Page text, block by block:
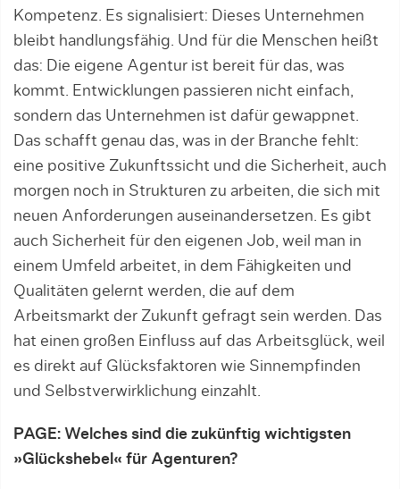
Kompetenz. Es signalisiert: Dieses Unternehmen
bleibt handlungsfähig. Und für die Menschen heißt
das: Die eigene Agentur ist bereit für das, was
kommt. Entwicklungen passieren nicht einfach,
sondern das Unternehmen ist dafür gewappnet.
Das schafft genau das, was in der Branche fehlt:
eine positive Zukunftssicht und die Sicherheit, auch
morgen noch in Strukturen zu arbeiten, die sich mit
neuen Anforderungen auseinandersetzen. Es gibt
auch Sicherheit für den eigenen Job, weil man in
einem Umfeld arbeitet, in dem Fähigkeiten und
Qualitäten gelernt werden, die auf dem
Arbeitsmarkt der Zukunft gefragt sein werden. Das
hat einen großen Einfluss auf das Arbeitsglück, weil
es direkt auf Glücksfaktoren wie Sinnempfinden
und Selbstverwirklichung einzahlt.
PAGE: Welches sind die zukünftig wichtigsten
»Glückshebel« für Agenturen?